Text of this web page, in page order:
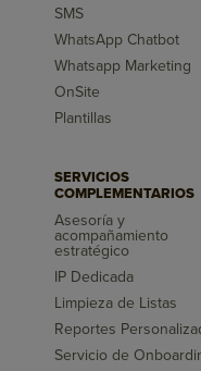
SMS
WhatsApp Chatbot
Whatsapp Marketing
OnSite
Plantillas
SERVICIOS
COMPLEMENTARIOS
Asesoría y
acompañamiento
estratégico
IP Dedicada
Limpieza de Listas
Reportes
Servicio de